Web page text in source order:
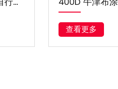
查看更多